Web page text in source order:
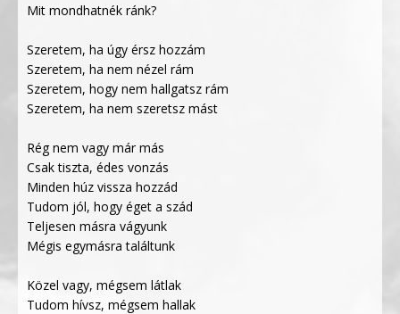
Mit mondhatnék ránk?
Szeretem, ha úgy érsz hozzám
Szeretem, ha nem nézel rám
Szeretem, hogy nem hallgatsz rám
Szeretem, ha nem szeretsz mást
Rég nem vagy már más
Csak tiszta, édes vonzás
Minden húz vissza hozzád
Tudom jól, hogy éget a szád
Teljesen másra vágyunk
Mégis egymásra találtunk
Közel vagy, mégsem látlak
Tudom hívsz, mégsem hallak